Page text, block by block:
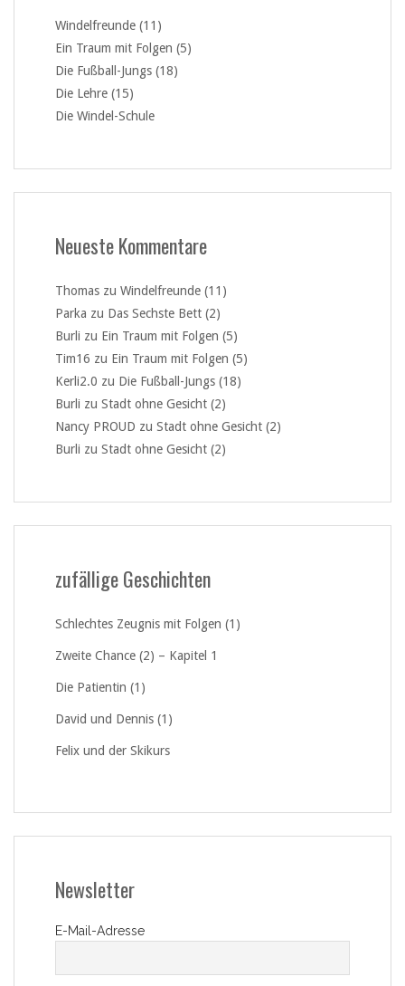
Windelfreunde (11)
Ein Traum mit Folgen (5)
Die Fußball-Jungs (18)
Die Lehre (15)
Die Windel-Schule
Neueste Kommentare
Thomas zu Windelfreunde (11)
Parka zu Das Sechste Bett (2)
Burli zu Ein Traum mit Folgen (5)
Tim16 zu Ein Traum mit Folgen (5)
Kerli2.0 zu Die Fußball-Jungs (18)
Burli zu Stadt ohne Gesicht (2)
Nancy PROUD zu Stadt ohne Gesicht (2)
Burli zu Stadt ohne Gesicht (2)
zufällige Geschichten
Schlechtes Zeugnis mit Folgen (1)
Zweite Chance (2) – Kapitel 1
Die Patientin (1)
David und Dennis (1)
Felix und der Skikurs
Newsletter
E-Mail-Adresse